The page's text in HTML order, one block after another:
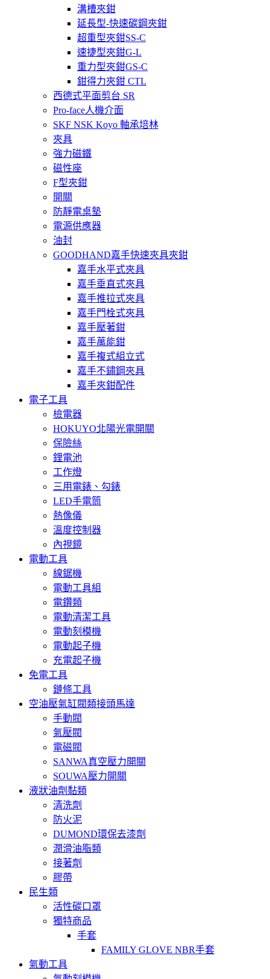
溝槽夾鉗
延長型-快速碳鋼夾鉗
超重型夾鉗SS-C
速捷型夾鉗G-L
重力型夾鉗GS-C
鉗得力夾鉗 CTL
西德式平面剪台 SR
Pro-face人機介面
SKF NSK Koyo 軸承培林
夾具
強力磁鐵
磁性座
F型夾鉗
開關
防靜電桌墊
電源供應器
油封
GOODHAND嘉手快速夾具夾鉗
嘉手水平式夾具
嘉手垂直式夾具
嘉手推拉式夾具
嘉手門栓式夾具
嘉手壓著鉗
嘉手萬能鉗
嘉手複式組立式
嘉手不鏽鋼夾具
嘉手夾鉗配件
電子工具
檢電器
HOKUYO北陽光電開關
保險絲
鋰電池
工作燈
三用電錶、勾錶
LED手電筒
熱像儀
溫度控制器
內視鏡
電動工具
線鋸機
電動工具組
電鑽類
電動清潔工具
電動刻模機
電動起子機
充電起子機
免電工具
鏈條工具
空油壓氣缸閥類接頭馬達
手動閥
氣壓閥
電磁閥
SANWA真空壓力開關
SOUWA壓力開關
液狀油劑黏類
清洗劑
防火泥
DUMOND環保去漆劑
潤滑油脂類
接著劑
膠帶
民生類
活性碳口罩
獨特商品
手套
FAMILY GLOVE NBR手套
氣動工具